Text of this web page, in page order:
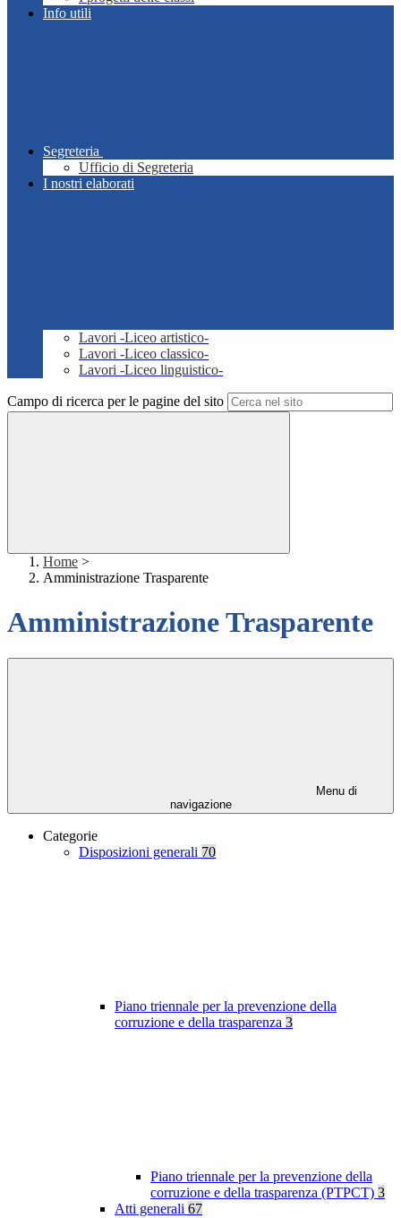
Info utili
Segreteria
Ufficio di Segreteria
I nostri elaborati
Lavori -Liceo artistico-
Lavori -Liceo classico-
Lavori -Liceo linguistico-
Campo di ricerca per le pagine del sito
Home >
Amministrazione Trasparente
Amministrazione Trasparente
Menu di
navigazione
Categorie
Disposizioni generali 70
Piano triennale per la prevenzione della
corruzione e della trasparenza 3
Piano triennale per la prevenzione della
corruzione e della trasparenza (PTPCT) 3
Atti generali 67